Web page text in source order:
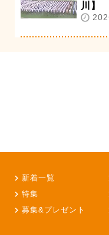
川】
新着一覧
特集
募集&プレゼント